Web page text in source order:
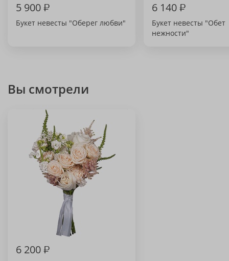
5 900₽
Букет невесты "Оберег любви"
6 140₽
Букет невесты "Обет
нежности"
Вы смотрели
6 200₽